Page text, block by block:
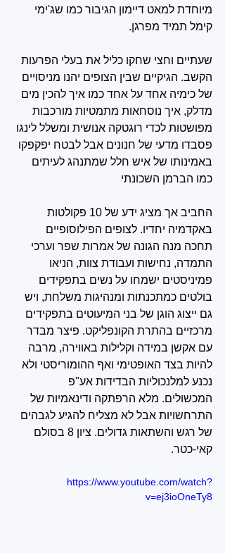
מיוחדת למאט דיימון הגיבור כמו שג'ימי
קימל תמיד מפרגן.
שעתיים וחצי שחקו כליל את בעלי הפרעות
הקשב. הגיקיים שבין הצופים יהנו מניסויים
של כימיה אחד על אחד כמו איך להכין מים
מדלק, איך נוסחאות מתמטיות מורכבות
מפושטות לכדי רוגטקה אנושית ומשלל לינגו
פסבדו מדעי של חנונים אבל לבטח יפקפקו
באמינותו של איש חלל שמתנהג לעיתים
כמו הברמן השכונתי
החביב אך מציג ידע של 10 פקולטות
באקדמיה יחדיו. לצופים הפילוסופיים
תחכה מנה הגונה של אמרות שפר וערכי
התמדה, נחישות ועבודת צוות, הניאו
פמיניסטים ישמחו על נשים בתפקידים
בולטים כמתכנתות ומנהיגות משלחת, ויש
גם ייצוג הוגן של בני המיעוטים בתפקידים
מרכזיים בהתרת הקונפליקט. פיצר מבדר
עם אקשן במידה וקלילות באווירה, מרבה
להיות בצד האופטימי ואף ההומוריסטי ולא
נכנע למלנכוליות הבדידות אע"פ
המכשולים. מלא הרפתקה ודינאמיות של
התרחשויות אבל לא מצליח להגיע לגבהים
של רגש והשתאות גדולים. ציון 8 בסולם
קאי-כטר.
https://www.youtube.com/watch?
v=ej3ioOneTy8